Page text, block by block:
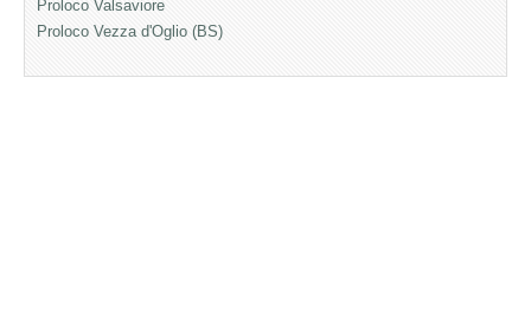
Proloco Valsaviore
Proloco Vezza d'Oglio (BS)